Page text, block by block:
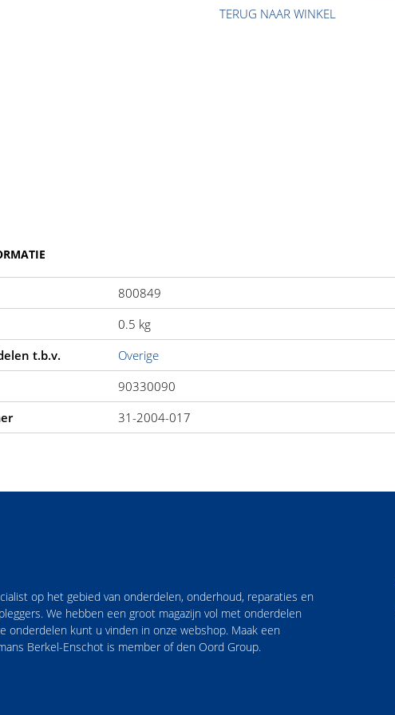
Led
TERUG NAAR WINKEL
800849
0.5 kg
t.b.v.
Overige
90330090
31-2004-017
op het gebied van onderdelen, onderhoud, reparaties en
We hebben een groot magazijn vol met onderdelen
onderdelen kunt u vinden in onze webshop. Maak een
Berkel-Enschot is member of den Oord Group.